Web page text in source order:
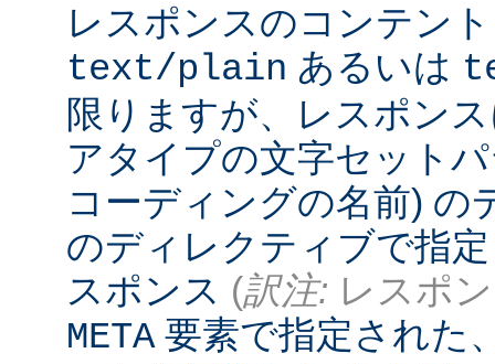
レスポンスのコンテン
text/plain あるいは
限りますが、レスポン
アタイプの文字セット
コーディングの名前) の
のディレクティブで指
スポンス (訳注: レスポ
META 要素で指定された